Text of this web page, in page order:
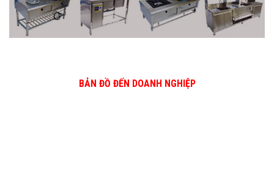
BẢN ĐỒ ĐẾN DOANH NGHIỆP